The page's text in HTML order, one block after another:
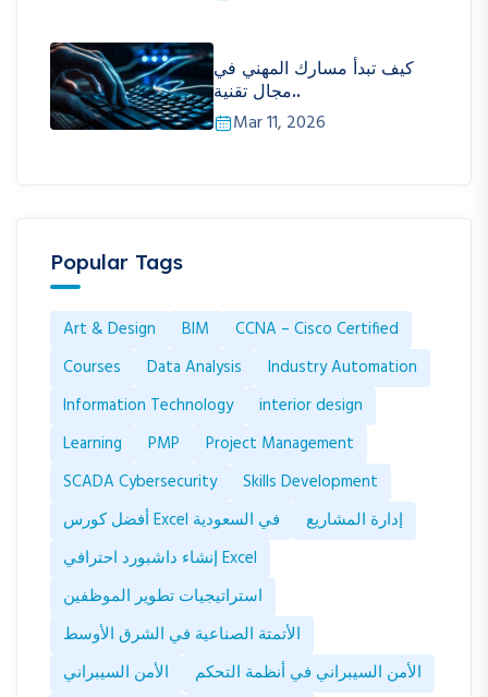
كيف تبدأ مسارك المهني في
مجال تقنية..
Mar 11, 2026
Popular Tags
Art & Design BIM
CCNA – Cisco Certified
Courses
Data Analysis
Industry Automation
Information Technology
interior design
Learning
PMP
Project Management
SCADA Cybersecurity
Skills Development
أفضل كورس Excel في السعودية
إدارة المشاريع
إنشاء داشبورد احترافي Excel
استراتيجيات تطوير الموظفين
الأتمتة الصناعية في الشرق الأوسط
الأمن السيبراني
الأمن السيبراني في أنظمة التحكم